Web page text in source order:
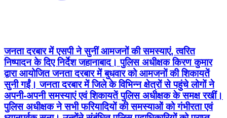
जनता दरबार में एसपी ने सुनीं आमजनों की समस्याएं, त्वरित
निष्पादन के दिए निर्देश जहानाबाद। पुलिस अधीक्षक किरण कुमार
द्वारा आयोजित जनता दरबार में बुधवार को आमजनों की शिकायतें
सुनी गईं। जनता दरबार में जिले के विभिन्न क्षेत्रों से पहुंचे लोगों ने
अपनी-अपनी समस्याएं एवं शिकायतें पुलिस अधीक्षक के समक्ष रखीं।
पुलिस अधीक्षक ने सभी फरियादियों की समस्याओं को गंभीरता एवं